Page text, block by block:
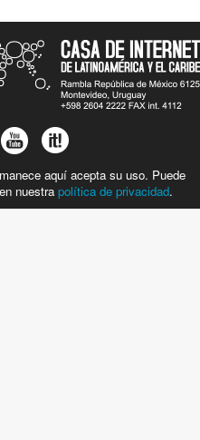
aquí acepta su uso. Puede
nuestra política de privacidad.